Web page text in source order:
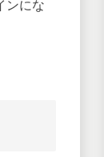
ンにな